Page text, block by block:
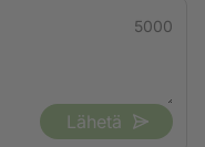
5000
Lähetä